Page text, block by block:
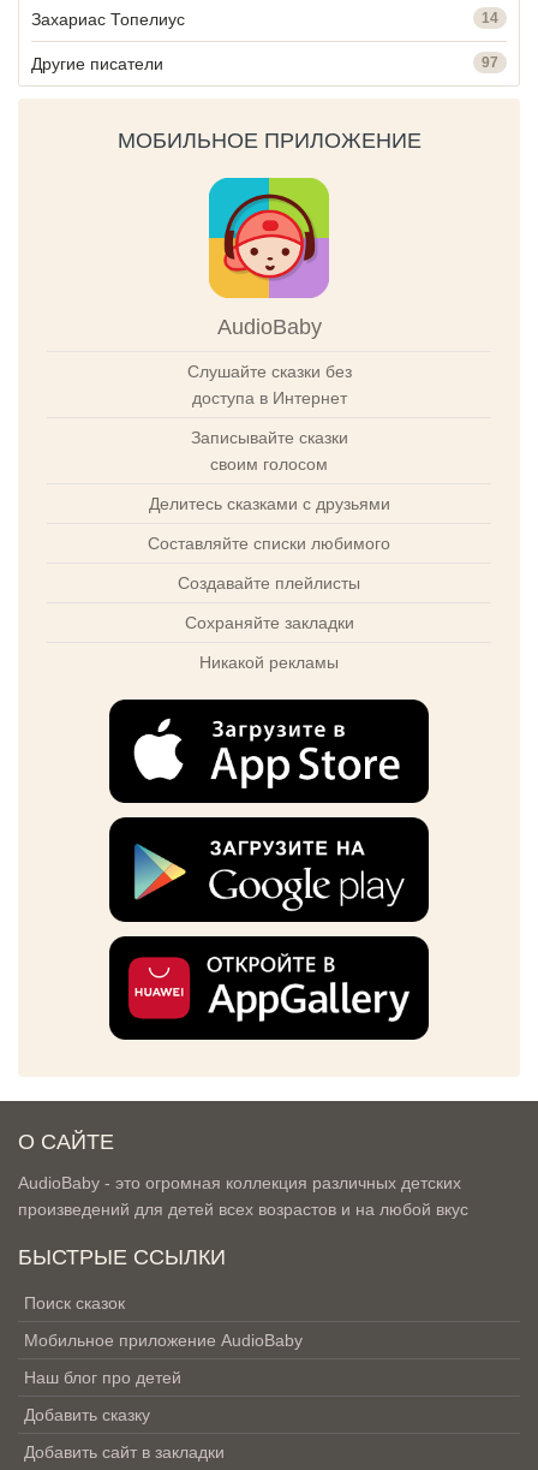
Захариас Топелиус 14
Другие писатели 97
МОБИЛЬНОЕ ПРИЛОЖЕНИЕ
AudioBaby
Слушайте сказки без
доступа в Интернет
Записывайте сказки
своим голосом
Делитесь сказками с друзьями
Составляйте списки любимого
Создавайте плейлисты
Сохраняйте закладки
Никакой рекламы
О САЙТЕ
AudioBaby - это огромная коллекция различных детских
произведений для детей всех возрастов и на любой вкус
БЫСТРЫЕ ССЫЛКИ
Поиск сказок
Мобильное приложение AudioBaby
Наш блог про детей
Добавить сказку
Добавить сайт в закладки